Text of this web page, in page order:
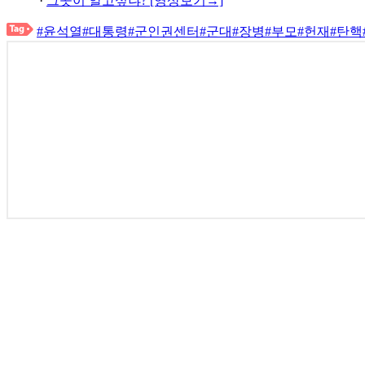
#윤석열#대통령#군인권센터#군대#장병#부모#헌재#탄핵